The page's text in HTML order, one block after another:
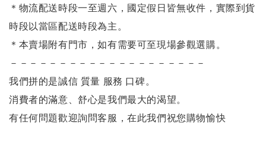
＊物流配送時段一至週六，國定假日皆無收件，實際到貨
時段以當區配送時段為主。
＊本賣場附有門市，如有需要可至現場參觀選購。
－－－－－－－－－－－－－－－－－－－－
我們拼的是誠信 質量 服務 口碑。
消費者的滿意、舒心是我們最大的渴望。
有任何問題歡迎詢問客服，在此我們祝您購物愉快